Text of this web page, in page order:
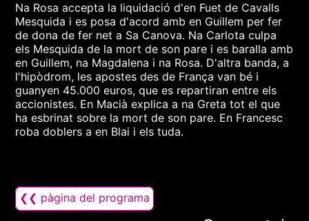
Na Rosa accepta la liquidació d'en Fuet de Cavalls
Mesquida i es posa d'acord amb en Guillem per fer
de dona de fer net a Sa Canova. Na Carlota culpa
els Mesquida de la mort de son pare i es baralla amb
en Guillem, na Magdalena i na Rosa. D'altra banda, a
l'hipòdrom, les apostes des de França van bé i
guanyen 45.000 euros, que es repartiran entre els
accionistes. En Macià explica a na Greta tot el que
ha esbrinat sobre la mort de son pare. En Francesc
roba doblers a en Blai i els tuda.
❮❮ pàgina del programa